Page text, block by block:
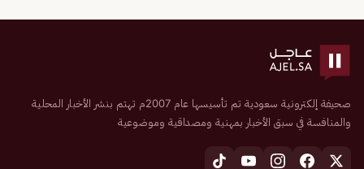
صحيفة إلكترونية سعودية تم تأسيسها عام 2007م تهتم بنشر الأخبار المحلية
والمنافسة في سبق الأخبار بمهنية ومصداقية وموضوعية